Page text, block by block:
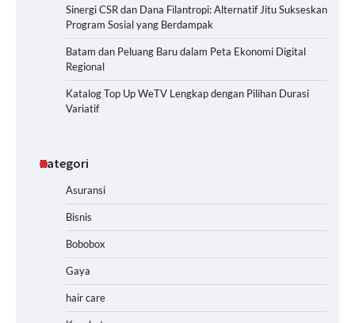
Sinergi CSR dan Dana Filantropi: Alternatif Jitu Sukseskan
Program Sosial yang Berdampak
Batam dan Peluang Baru dalam Peta Ekonomi Digital
Regional
Katalog Top Up WeTV Lengkap dengan Pilihan Durasi
Variatif
Kategori
Asuransi
Bisnis
Bobobox
Gaya
hair care